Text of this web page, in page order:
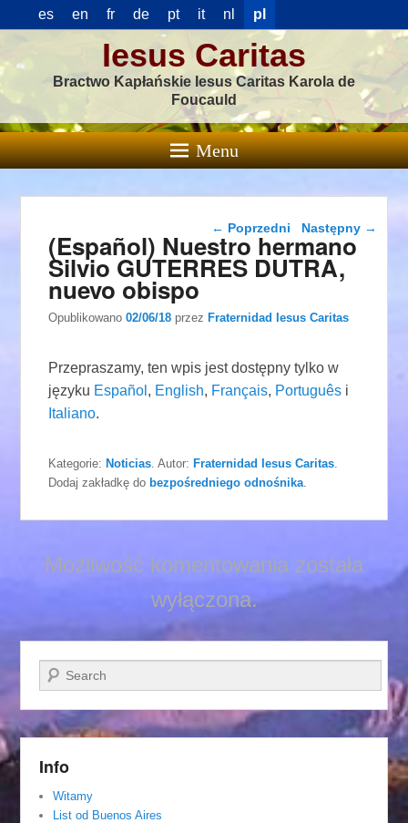
es en fr de pt it nl pl
Iesus Caritas
Bractwo Kapłańskie Iesus Caritas Karola de
Foucauld
Menu
Nawigacja wpisu
← Poprzedni Następny →
(Español) Nuestro hermano
Silvio GUTERRES DUTRA,
nuevo obispo
Opublikowano02/06/18 przezFraternidad Iesus Caritas
Przepraszamy, ten wpis jest dostępny tylko w
języku Español , English, Français, Português i
Italiano.
Kategorie:Noticias . Autor:Fraternidad Iesus Caritas
Dodaj zakładkę do bezpośredniego odnośnika
Możliwość komentowania została
wyłączona.
Szukaj
Info
Witamy
List od Buenos Aires